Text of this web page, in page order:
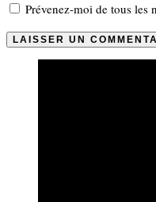
Prévenez-moi de tous les